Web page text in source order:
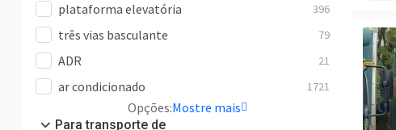
plataforma elevatória 396
três vias basculante 79
ADR 21
ar condicionado 1721
Opções:Mostre mais
Para transporte de